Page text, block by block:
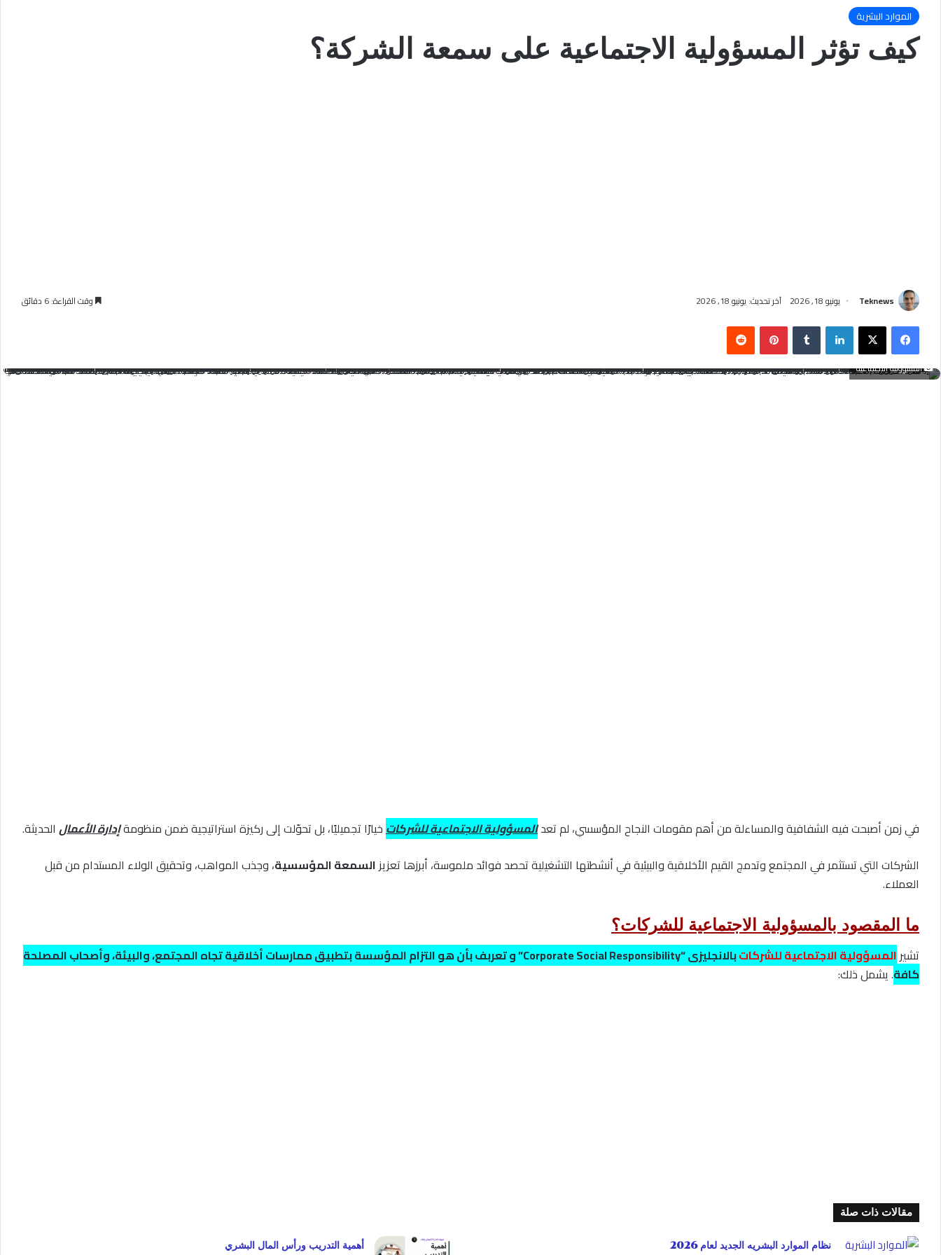
الموارد البشرية
كيف تؤثر المسؤولية الاجتماعية على سمعة الشركة؟
Teknews يونيو 18, 2026 آخر تحديث: يونيو 18, 2026 وقت القراءة: 6 دقائق
فيسبوك لينكدإن بينتيريست
المسؤولية الاجتماعية
في زمن أصبحت فيه الشفافية والمساءلة من أهم مقومات النجاح المؤسسي، لم تعدالمسؤولية الاجتماعية للشركاتخيارًا تجميليًا، بل تحوّلت إلى ركيزة استراتيجية ضمن منظومةإدارة الأعمال الحديثة.
الشركات التي تستثمر في المجتمع وتدمج القيم الأخلاقية والبيئية في أنشطتها التشغيلية تحصد فوائد ملموسة، أبرزها تعزيز السمعة المؤسسية، وجذب المواهب، وتحقيق الولاء المستدام من قبل
العملاء.
ما المقصود بالمسؤولية الاجتماعية للشركات؟
تشيرالمسؤولية الاجتماعية للشركاتبالانجليزى “Corporate Social Responsibility” و تعربف بأن هو التزام المؤسسة بتطبيق ممارسات أخلاقية تجاه المجتمع، والبيئة، وأصحاب المصلحة
كافة. يشمل ذلك:
مقالات ذات صلة
نظام الموارد البشريه الجديد لعام 2026 أهمية التدريب ورأس المال البشري